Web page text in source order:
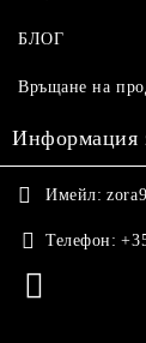
БЛОГ
Връщане на
Информация
Имейл:
Телефон: